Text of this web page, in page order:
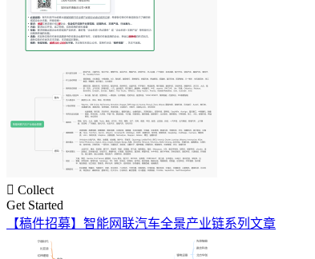
 Collect
Get Started
【稿件招募】智能网联汽车全景产业链系列文章